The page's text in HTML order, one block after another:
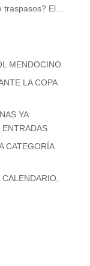
El...
MENDOCINO
LA COPA
YA
CATEGORÍA